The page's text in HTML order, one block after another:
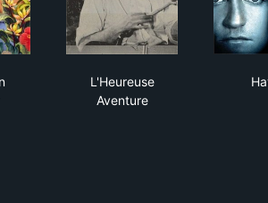
L'Heureuse
Aventure